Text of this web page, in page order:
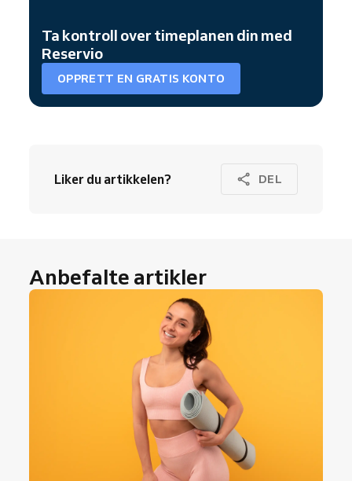
Ta kontroll over timeplanen din med
Reservio
OPPRETT EN GRATIS KONTO
Liker du artikkelen? DEL
Anbefalte artikler